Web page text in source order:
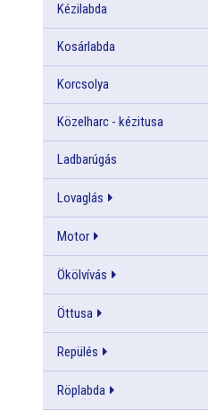
Kézilabda
Kosárlabda
Korcsolya
Közelharc - kézitusa
Ladbarúgás
Lovaglás
Motor
Ökölvívás
Öttusa
Repülés
Röplabda